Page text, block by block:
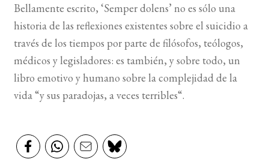
LISTA DE LIBROS
Bellamente escrito, ‘Semper dolens’ no es sólo una
historia de las reflexiones existentes sobre el suicidio a
través de los tiempos por parte de filósofos, teólogos,
médicos y legisladores: es también, y sobre todo, un
libro emotivo y humano sobre la complejidad de la
vida “y sus paradojas, a veces terribles“.